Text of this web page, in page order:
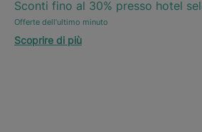
Sconti fino al 30% presso hotel
Offerte dell’ultimo minuto
Scoprire di più